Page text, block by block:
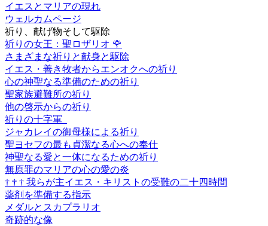
イエスとマリアの現れ
ウェルカムページ
祈り、献げ物そして駆除
祈りの女王：聖ロザリオ 🌹
さまざまな祈りと献身と駆除
イエス・善き牧者からエンオクへの祈り
心の神聖なる準備のための祈り
聖家族避難所の祈り
他の啓示からの祈り
祈りの十字軍
ジャカレイの御母様による祈り
聖ヨセフの最も貞潔なる心への奉仕
神聖なる愛と一体になるための祈り
無原罪のマリアの心の愛の炎
† † † 我らが主イエス・キリストの受難の二十四時間
薬剤を準備する指示
メダルとスカプラリオ
奇跡的な像